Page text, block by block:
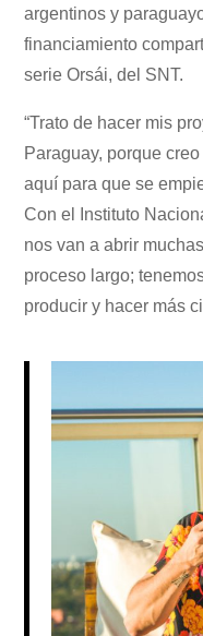
argentinos y
financiamiento
serie Orsái, del SNT.
“Trato de hacer mis
Paraguay, porque
aquí para que se
Con el Instituto
nos van a abrir
proceso largo;
producir y hacer más